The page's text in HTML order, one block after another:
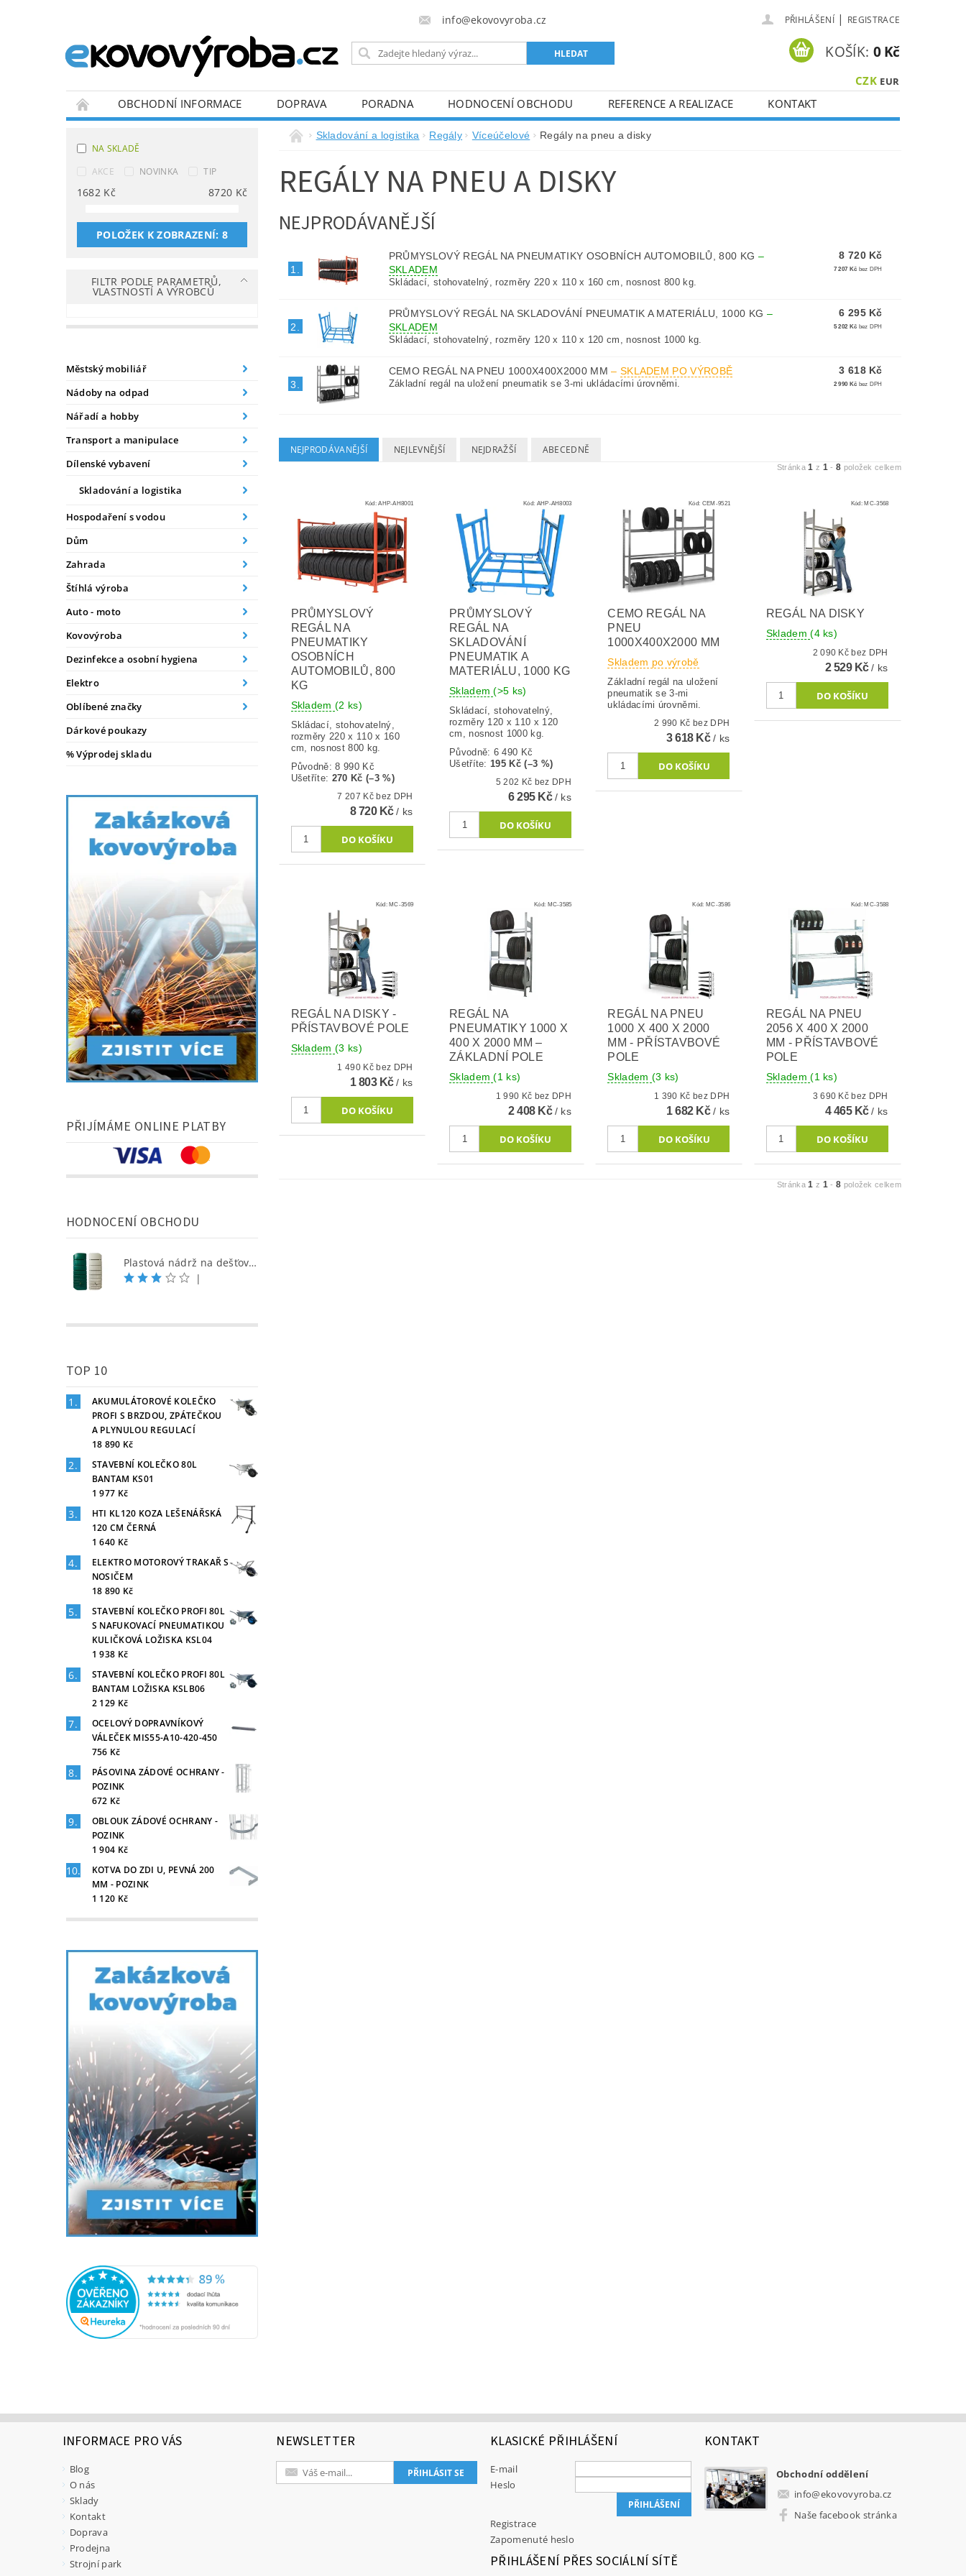
info@ekovovyroba.cz PŘIHLÁŠENÍ | REGISTRACE
CZK EUR
KOŠÍK: 0 Kč
OBCHODNÍ INFORMACE DOPRAVA PORADNA HODNOCENÍ OBCHODU REFERENCE A REALIZACE
KONTAKT
NA SKLADĚ
AKCE
NOVINKA TIP
1682 Kč 8720 Kč
POLOŽEK K ZOBRAZENÍ: 8
FILTR PODLE PARAMETRŮ,
VLASTNOSTÍ A VÝROBCŮ
Městský mobiliář
Nádoby na odpad
Nářadí a hobby
Transport a manipulace
Dílenské vybavení
Skladování a logistika
Hospodaření s vodou
Dům
Zahrada
Štíhlá výroba
Auto - moto
Kovovýroba
Dezinfekce a osobní hygiena
Elektro
Oblíbené značky
Dárkové poukazy
% Výprodej skladu
PŘIJÍMÁME ONLINE PLATBY
HODNOCENÍ OBCHODU
Plastová nádrž na dešťovou vodu SEINE 650 l, písková
|
TOP 10
AKUMULÁTOROVÉ KOLEČKO
PROFI S BRZDOU, ZPÁTEČKOU
A PLYNULOU REGULACÍ
18 890 Kč
STAVEBNÍ KOLEČKO 80L
BANTAM KS01
1 977 Kč
HTI KL120 KOZA LEŠENÁŘSKÁ
120 CM ČERNÁ
1 640 Kč
ELEKTRO MOTOROVÝ TRAKAŘ S
NOSIČEM
18 890 Kč
STAVEBNÍ KOLEČKO PROFI 80L
S NAFUKOVACÍ PNEUMATIKOU
KULIČKOVÁ LOŽISKA KSL04
1 938 Kč
STAVEBNÍ KOLEČKO PROFI 80L
BANTAM LOŽISKA KSLB06
2 129 Kč
OCELOVÝ DOPRAVNÍKOVÝ
VÁLEČEK MIS55-A10-420-450
756 Kč
PÁSOVINA ZÁDOVÉ OCHRANY -
POZINK
672 Kč
OBLOUK ZÁDOVÉ OCHRANY -
POZINK
1 904 Kč
KOTVA DO ZDI U, PEVNÁ 200
MM - POZINK
1 120 Kč
Skladování a logistika Regály Víceúčelové Regály na pneu a disky
REGÁLY NA PNEU A DISKY
NEJPRODÁVANĚJŠÍ
1.
PRŮMYSLOVÝ REGÁL NA PNEUMATIKY OSOBNÍCH AUTOMOBILŮ, 800 KG –
SKLADEM
Skládací, stohovatelný, rozměry 220 x 110 x 160 cm, nosnost 800 kg.
8 720 Kč
7 207 Kč bez DPH
2.
PRŮMYSLOVÝ REGÁL NA SKLADOVÁNÍ PNEUMATIK A MATERIÁLU, 1000 KG –
SKLADEM
Skládací, stohovatelný, rozměry 120 x 110 x 120 cm, nosnost 1000 kg.
6 295 Kč
5 202 Kč bez DPH
3.
CEMO REGÁL NA PNEU 1000X400X2000 MM– SKLADEM PO VÝROBĚ
Základní regál na uložení pneumatik se 3-mi ukládacími úrovněmi.
3 618 Kč
2 990 Kč bez DPH
NEJPRODÁVANĚJŠÍ NEJLEVNĚJŠÍ NEJDRAŽŠÍ ABECEDNĚ
Stránka1 z 1 - 8 položek celkem
Kód:AHP-AH8001
PRŮMYSLOVÝ
REGÁL NA
PNEUMATIKY
OSOBNÍCH
AUTOMOBILŮ, 800
KG
Skladem(2 ks)
Skládací, stohovatelný,
rozměry 220 x 110 x 160
cm, nosnost 800 kg.
Původně:8 990 Kč
Ušetříte: 270 Kč (–3 %)
7 207 Kč bez DPH
8 720 Kč/ ks
Kód: AHP-AH8003
PRŮMYSLOVÝ
REGÁL NA
SKLADOVÁNÍ
PNEUMATIK A
MATERIÁLU, 1000 KG
Skladem(>5 ks)
Skládací, stohovatelný,
rozměry 120 x 110 x 120
cm, nosnost 1000 kg.
Původně: 6 490 Kč
Ušetříte: 195 Kč (–3 %)
5 202 Kč bez DPH
6 295 Kč/ ks
Kód: CEM-9521
CEMO REGÁL NA
PNEU
1000X400X2000 MM
Skladem po výrobě
Základní regál na uložení
pneumatik se 3-mi
ukládacími úrovněmi.
2 990 Kč bez DPH
3 618 Kč/ ks
Kód:MC-3568
REGÁL NA DISKY
Skladem(4 ks)
2 090 Kč bez DPH
2 529 Kč/ ks
Kód:MC-3569
REGÁL NA DISKY -
PŘÍSTAVBOVÉ POLE
Skladem(3 ks)
1 490 Kč bez DPH
1 803 Kč/ ks
Kód: MC-3585
REGÁL NA
PNEUMATIKY 1000 X
400 X 2000 MM –
ZÁKLADNÍ POLE
Skladem(1 ks)
1 990 Kč bez DPH
2 408 Kč/ ks
Kód: MC-3586
REGÁL NA PNEU
1000 X 400 X 2000
MM - PŘÍSTAVBOVÉ
POLE
Skladem (3 ks)
1 390 Kč bez DPH
1 682 Kč/ ks
Kód:MC-3588
REGÁL NA PNEU
2056 X 400 X 2000
MM - PŘÍSTAVBOVÉ
POLE
Skladem(1 ks)
3 690 Kč bez DPH
4 465 Kč/ ks
Stránka1 z 1 - 8 položek celkem
INFORMACE PRO VÁS
Blog
O nás
Sklady
Kontakt
Doprava
Prodejna
Strojní park
NEWSLETTER KLASICKÉ PŘIHLÁŠENÍ
E-mail
Heslo
Registrace
Zapomenuté heslo
PŘIHLÁŠENÍ PŘES SOCIÁLNÍ SÍTĚ
KONTAKT
Obchodní oddělení
info@ekovovyroba.cz
Naše facebook stránka